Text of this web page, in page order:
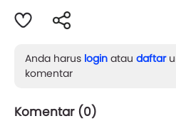
Anda harus login atau daftar
komentar
Komentar (0)